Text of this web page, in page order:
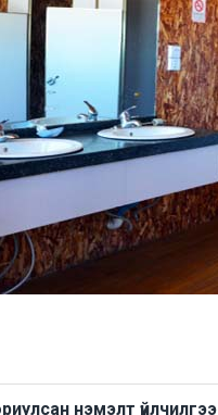
нэмэлт үйлчилгээ